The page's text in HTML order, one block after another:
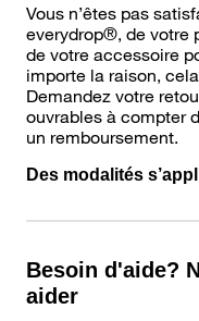
Vous n’êtes pas
everydrop®, de votre
de votre accessoire
importe la raison,
Demandez votre
ouvrables à compter
un remboursement.
Des modalités
Besoin d'aide?
aider